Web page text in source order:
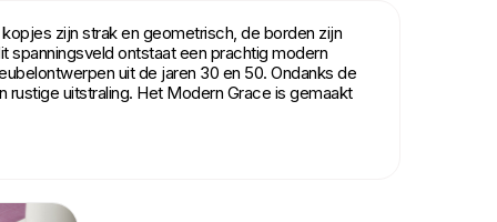
zijn strak en geometrisch, de borden zijn
spanningsveld ontstaat een prachtig modern
uit de jaren 30 en 50. Ondanks de
uitstraling. Het Modern Grace is gemaakt